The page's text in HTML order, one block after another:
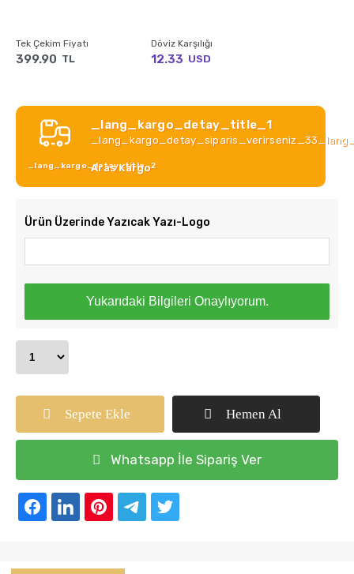
Tek Çekim Fiyatı
399.90 TL
Döviz Karşılığı
12.33 USD
_lang_kargo_detay_title_1
_lang_kargo_detay_title_2
Aras Kargo
Ürün Üzerinde Yazıcak Yazı-Logo
Yukarıdaki Bilgileri Onaylıyorum.
Sepete Ekle Hemen Al
Whatsapp İle Sipariş Ver